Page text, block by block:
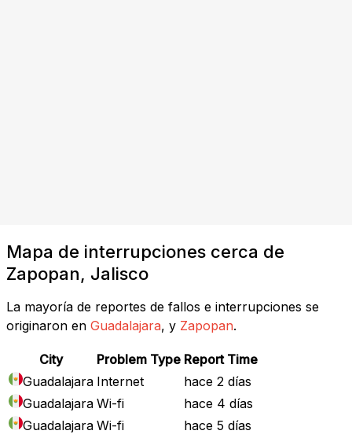
Mapa de interrupciones cerca de
Zapopan, Jalisco
La mayoría de reportes de fallos e interrupciones se
originaron en Guadalajara, y Zapopan.
City Problem Type Report Time
Guadalajara Internet
hace 2 días
Guadalajara Wi-fi
hace 4 días
Guadalajara Wi-fi
hace 5 días